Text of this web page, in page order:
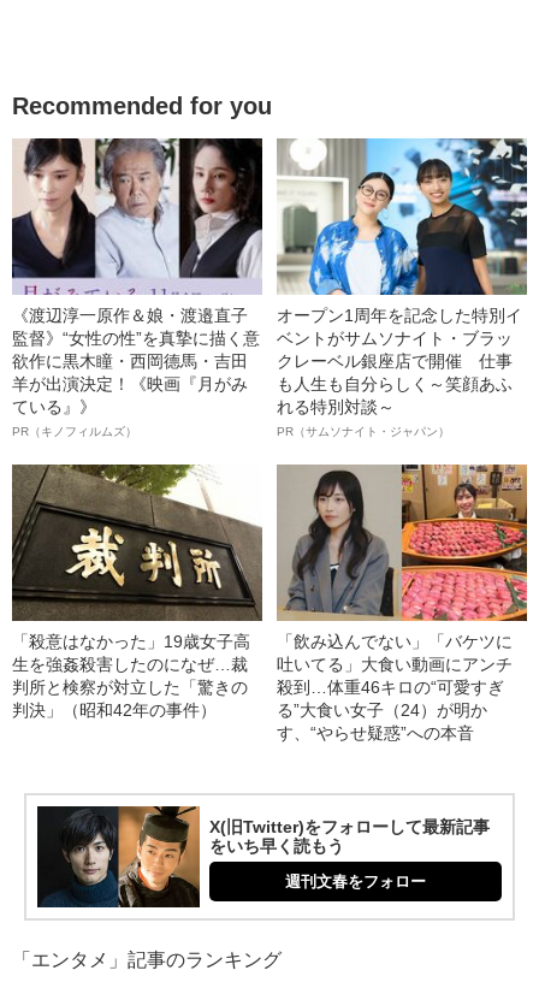
Recommended for you
《渡辺淳一原作＆娘・渡邉直子
監督》“女性の性”を真摯に描く意
欲作に黒木瞳・西岡德馬・吉田
羊が出演決定！《映画『月がみ
ている』》
PR（キノフィルムズ）
オープン1周年を記念した特別イ
ベントがサムソナイト・ブラッ
クレーベル銀座店で開催 仕事
も人生も自分らしく～笑顔あふ
れる特別対談～
PR（サムソナイト・ジャパン）
「殺意はなかった」19歳女子高
生を強姦殺害したのになぜ…裁
判所と検察が対立した「驚きの
判決」（昭和42年の事件）
「飲み込んでない」「バケツに
吐いてる」大食い動画にアンチ
殺到…体重46キロの“可愛すぎ
る”大食い女子（24）が明か
す、“やらせ疑惑”への本音
X(旧Twitter)をフォローして最新記事
をいち早く読もう
週刊文春をフォロー
「エンタメ」記事のランキング